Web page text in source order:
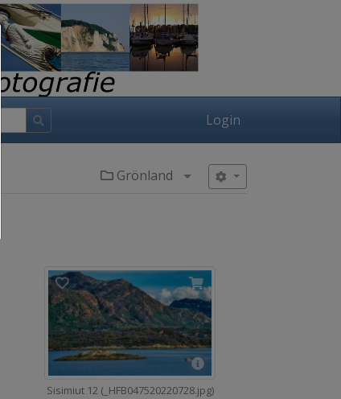
Login
Grönland Menü aufklappen
Sisimiut 12 (_HFB047520220728.jpg)